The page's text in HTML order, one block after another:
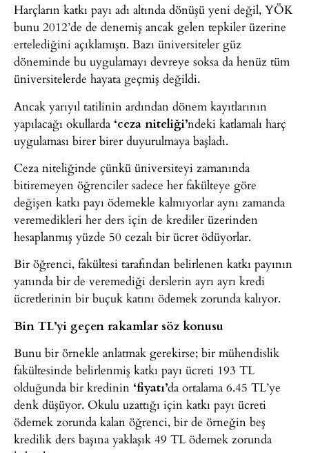
Harçların katkı payı adı altında dönüşü yeni değil, YÖK
bunu 2012’de de denemiş ancak gelen tepkiler üzerine
ertelediğini açıklamıştı. Bazı üniversiteler güz
döneminde bu uygulamayı devreye soksa da henüz tüm
üniversitelerde hayata geçmiş değildi.
Ancak yarıyıl tatilinin ardından dönem kayıtlarının
yapılacağı okullarda ‘ceza niteliği’ndeki katlamalı harç
uygulaması birer birer duyurulmaya başladı.
Ceza niteliğinde çünkü üniversiteyi zamanında
bitiremeyen öğrenciler sadece her fakülteye göre
değişen katkı payı ödemekle kalmıyorlar aynı zamanda
veremedikleri her ders için de krediler üzerinden
hesaplanmış yüzde 50 cezalı bir ücret ödüyorlar.
Bir öğrenci, fakültesi tarafından belirlenen katkı payının
yanında bir de veremediği derslerin ayrı ayrı kredi
ücretlerinin bir buçuk katını ödemek zorunda kalıyor.
Bin TL’yi geçen rakamlar söz konusu
Bunu bir örnekle anlatmak gerekirse; bir mühendislik
fakültesinde belirlenmiş katkı payı ücreti 193 TL
olduğunda bir kredinin ‘fiyatı’da ortalama 6.45 TL’ye
denk düşüyor. Okulu uzattığı için katkı payı ücreti
ödemek zorunda kalan öğrenci, bir de örneğin beş
kredilik ders başına yaklaşık 49 TL ödemek zorunda